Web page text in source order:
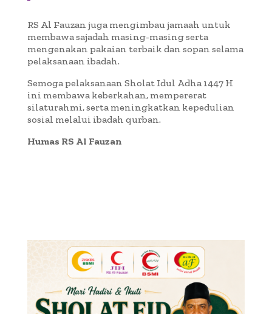
RS Al Fauzan juga mengimbau jamaah untuk
membawa sajadah masing-masing serta
mengenakan pakaian terbaik dan sopan selama
pelaksanaan ibadah.
Semoga pelaksanaan Sholat Idul Adha 1447 H
ini membawa keberkahan, mempererat
silaturahmi, serta meningkatkan kepedulian
sosial melalui ibadah qurban.
Humas RS Al Fauzan